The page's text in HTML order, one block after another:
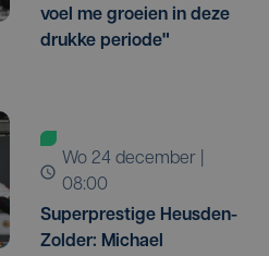
voel me groeien in deze
drukke periode"
wo 24 december |
08:00
Superprestige Heusden-
Zolder: Michael